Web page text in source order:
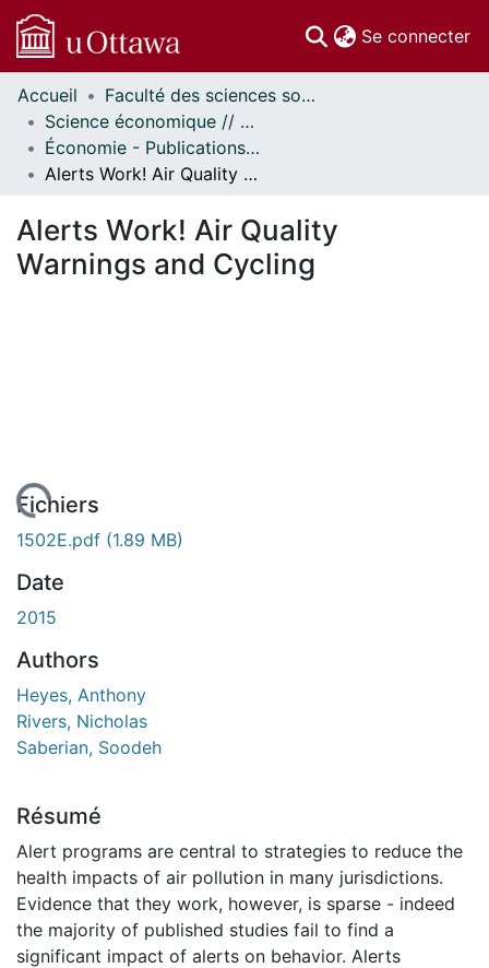
Se connecter
Communautés
et collections
Parcourir
Statistiques
À propos
Accueil
Faculté des sciences sociales // Faculty of Social Sciences
Science économique // Economics
Économie - Publications // Economics - Working Papers
Alerts Work! Air Quality Warnings and Cycling
Alerts Work! Air Quality
Warnings and Cycling
Fichiers
1502E.pdf (1.89 MB)
Date
2015
Authors
Heyes, Anthony
Rivers, Nicholas
Saberian, Soodeh
Résumé
Alert programs are central to strategies to reduce the
health impacts of air pollution in many jurisdictions.
Evidence that they work, however, is sparse - indeed
the majority of published studies fail to find a
significant impact of alerts on behavior. Alerts